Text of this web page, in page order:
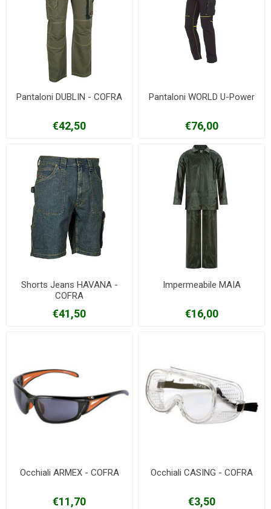
Pantaloni DUBLIN - COFRA
€42,50
Pantaloni WORLD U-Power
€76,00
Shorts Jeans HAVANA -
COFRA
€41,50
Impermeabile MAIA
€16,00
Occhiali ARMEX - COFRA
€11,70
Occhiali CASING - COFRA
€3,50